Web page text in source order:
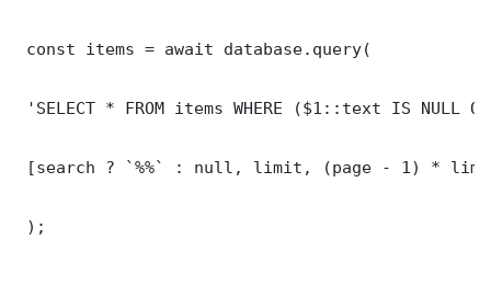
const items = await database.query(
'SELECT * FROM items WHERE ($1::text IS NULL
[search ? `%%` : null, limit, (page - 1) *
);